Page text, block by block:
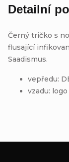
Detailní
Černý tričko s
flusající
Saadismus.
vepředu:
vzadu: